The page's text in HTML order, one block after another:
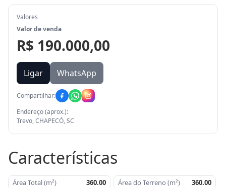
Valores
Valor de venda
R$ 190.000,00
Ligar WhatsApp
Compartilhar:
Endereço (aprox.):
Trevo, CHAPECÓ, SC
Características
Área Total (m²) 360.00 Área do Terreno (m²)
360.00